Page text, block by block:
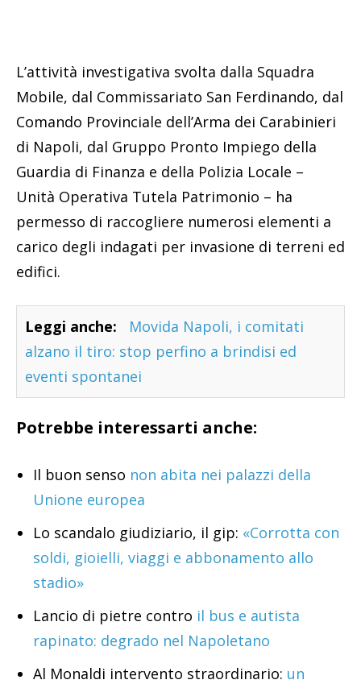
L’attività investigativa svolta dalla Squadra
Mobile, dal Commissariato San Ferdinando, dal
Comando Provinciale dell’Arma dei Carabinieri
di Napoli, dal Gruppo Pronto Impiego della
Guardia di Finanza e della Polizia Locale –
Unità Operativa Tutela Patrimonio – ha
permesso di raccogliere numerosi elementi a
carico degli indagati per invasione di terreni ed
edifici.
Leggi anche:
Movida Napoli, i comitati
alzano il tiro: stop perfino a brindisi ed
eventi spontanei
Potrebbe interessarti anche:
Il buon senso non abita nei palazzi della
Unione europea
Lo scandalo giudiziario, il gip: «Corrotta con
soldi, gioielli, viaggi e abbonamento allo
stadio»
Lancio di pietre contro il bus e autista
rapinato: degrado nel Napoletano
Al Monaldi intervento straordinario: un